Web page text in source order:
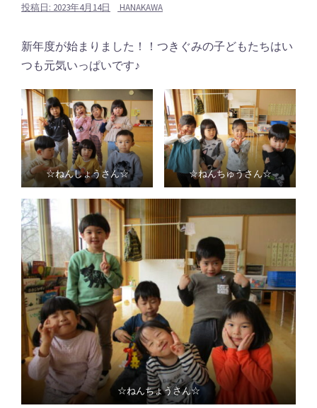
投稿日: 2023年4月14日 HANAKAWA
新年度が始まりました！！つきぐみの子どもたちはい
つも元気いっぱいです♪
☆ねんしょうさん☆ ☆ねんちゅうさん☆
☆ねんちょうさん☆